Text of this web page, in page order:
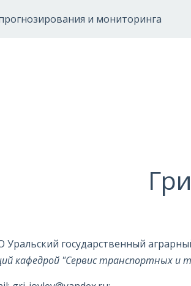
и мониторинга
государственный
кафедрой "Сервис транспортных и